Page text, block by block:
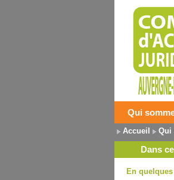
Qui
Accueil Qui
Dans
En